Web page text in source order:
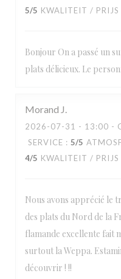
5/5 KWALITEIT / PRIJS
Bonjour On a passé un
plats délicieux. Le
Morand J
2026-07-31 - 13:00 -
SERVICE : 5/5
4/5 KWALITEIT / PRIJS
Nous avons apprécié le
des plats du Nord de la
flamande excellente fait
surtout la Weppa.
découvrir ! !!